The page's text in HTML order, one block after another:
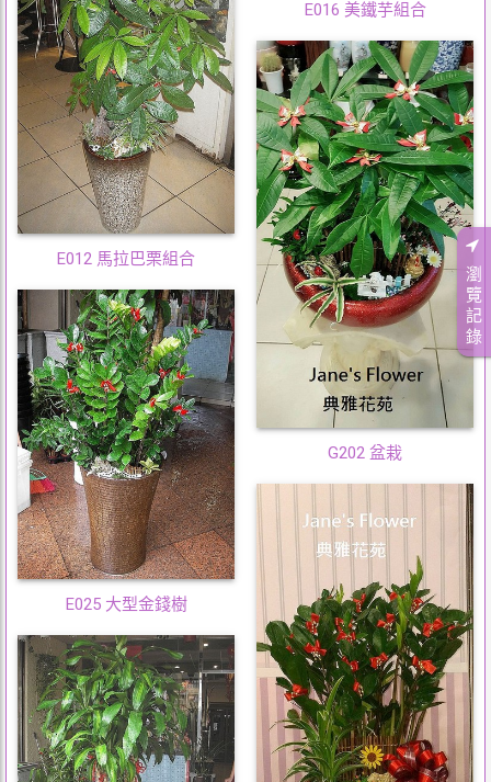
E016 美鐵芋組合
E012 馬拉巴栗組合
G202 盆栽
E025 大型金錢樹
瀏
覽
記
錄